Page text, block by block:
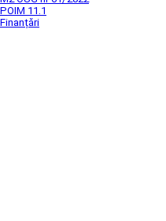
POIM 11.1
Finanțări